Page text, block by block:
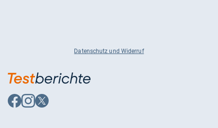
Datenschutz und Widerruf
Auf
Facebook
Auf
Instagram
Auf
X